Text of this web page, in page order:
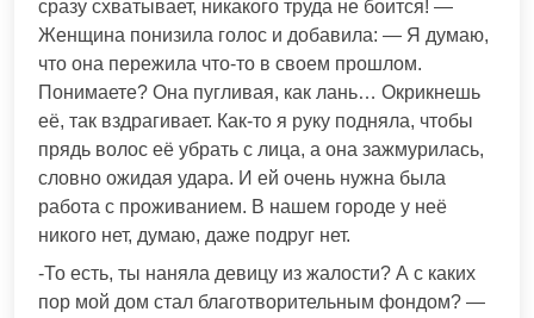
сразу схватывает, никакого труда не боится! —
Женщина понизила голос и добавила: — Я думаю,
что она пережила что-то в своем прошлом.
Понимаете? Она пугливая, как лань… Окрикнешь
её, так вздрагивает. Как-то я руку подняла, чтобы
прядь волос её убрать с лица, а она зажмурилась,
словно ожидая удара. И ей очень нужна была
работа с проживанием. В нашем городе у неё
никого нет, думаю, даже подруг нет.
-То есть, ты наняла девицу из жалости? А с каких
пор мой дом стал благотворительным фондом? —